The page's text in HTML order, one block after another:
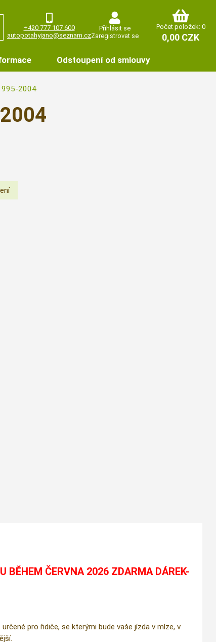
+420 777 107 600
autopotahyjano@seznam.cz
Přihlásit se
Zaregistrovat se
Počet položek: 0
0,00 CZK
Odstoupení od smlouvy
2004
BĚHEM ČERVNA 2026 ZDARMA DÁREK-
pro řidiče, se kterými bude vaše jízda v mlze, v